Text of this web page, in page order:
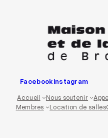
FacebookInstagram
Accueil
Nous soutenir
Membres
Location de salles